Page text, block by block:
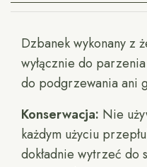
Dzbanek wykonany z
wyłącznie do
do podgrzewania ani
Konserwacja: Nie
każdym użyciu
dokładnie wytrzeć do